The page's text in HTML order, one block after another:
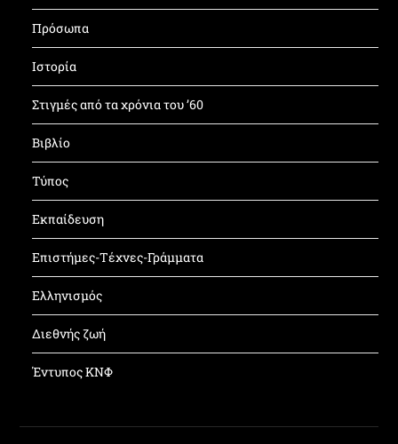
Πρόσωπα
Ιστορία
Στιγμές από τα χρόνια του ’60
Βιβλίο
Τύπος
Εκπαίδευση
Επιστήμες-Τέχνες-Γράμματα
Ελληνισμός
Διεθνής ζωή
Έντυπος ΚΝΦ